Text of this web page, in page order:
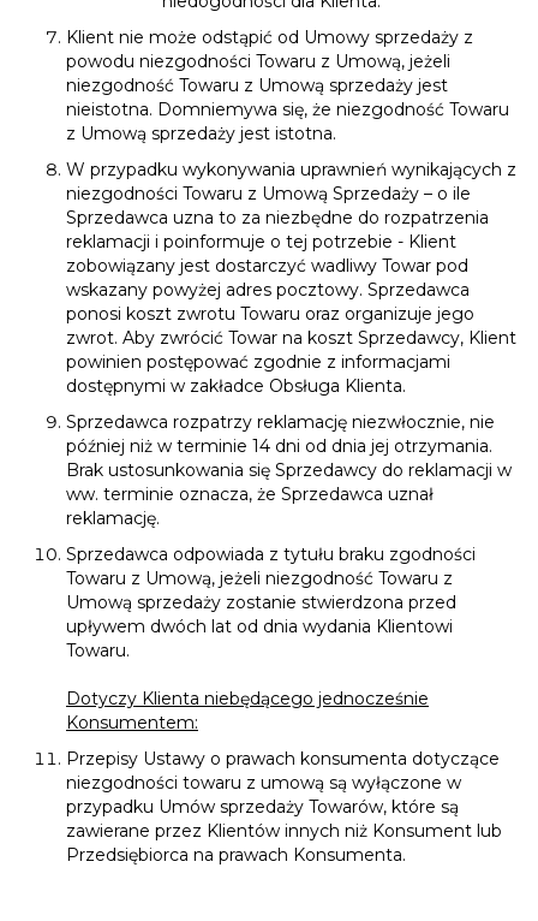
Klient nie może odstąpić od Umowy sprzedaży z
powodu niezgodności Towaru z Umową, jeżeli
niezgodność Towaru z Umową sprzedaży jest
nieistotna. Domniemywa się, że niezgodność Towaru
z Umową sprzedaży jest istotna.
W przypadku wykonywania uprawnień wynikających z
niezgodności Towaru z Umową Sprzedaży – o ile
Sprzedawca uzna to za niezbędne do rozpatrzenia
reklamacji i poinformuje o tej potrzebie - Klient
zobowiązany jest dostarczyć wadliwy Towar pod
wskazany powyżej adres pocztowy. Sprzedawca
ponosi koszt zwrotu Towaru oraz organizuje jego
zwrot. Aby zwrócić Towar na koszt Sprzedawcy, Klient
powinien postępować zgodnie z informacjami
dostępnymi w zakładce Obsługa Klienta.
Sprzedawca rozpatrzy reklamację niezwłocznie, nie
później niż w terminie 14 dni od dnia jej otrzymania.
Brak ustosunkowania się Sprzedawcy do reklamacji w
ww. terminie oznacza, że Sprzedawca uznał
reklamację.
Sprzedawca odpowiada z tytułu braku zgodności
Towaru z Umową, jeżeli niezgodność Towaru z
Umową sprzedaży zostanie stwierdzona przed
upływem dwóch lat od dnia wydania Klientowi
Towaru.
Dotyczy Klienta niebędącego jednocześnie
Konsumentem:
Przepisy Ustawy o prawach konsumenta dotyczące
niezgodności towaru z umową są wyłączone w
przypadku Umów sprzedaży Towarów, które są
zawierane przez Klientów innych niż Konsument lub
Przedsiębiorca na prawach Konsumenta.